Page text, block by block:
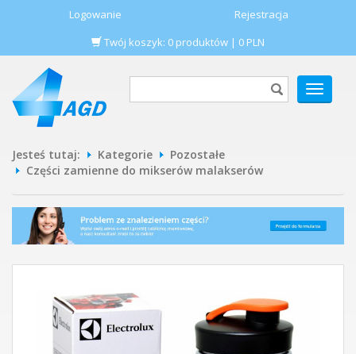
Logowanie
Rejestracja
Twój koszyk: 0 produktów | 0 PLN
POKAŻ
MENU
Jesteś tutaj: Kategorie
Pozostałe
Części zamienne do mikserów malakserów